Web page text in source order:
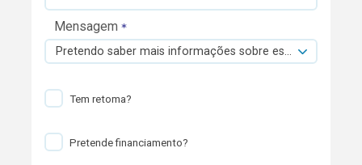
Mensagem
Pretendo saber mais informações sobre esta viatura.
Tem retoma?
Pretende financiamento?